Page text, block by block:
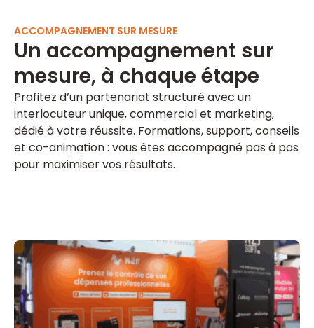
ACCOMPAGNEMENT SUR MESURE
Un accompagnement sur
mesure, à chaque étape
Profitez d’un partenariat structuré avec un
interlocuteur unique, commercial et marketing,
dédié à votre réussite. Formations, support, conseils
et co-animation : vous êtes accompagné pas à pas
pour maximiser vos résultats.